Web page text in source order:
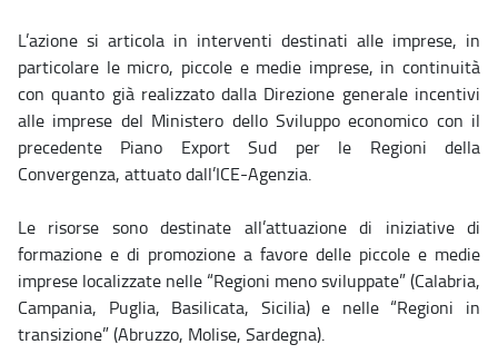
L’azione si articola in interventi destinati alle imprese, in
particolare le micro, piccole e medie imprese, in continuità
con quanto già realizzato dalla Direzione generale incentivi
alle imprese del Ministero dello Sviluppo economico con il
precedente Piano Export Sud per le Regioni della
Convergenza, attuato dall’ICE-Agenzia.
Le risorse sono destinate all’attuazione di iniziative di
formazione e di promozione a favore delle piccole e medie
imprese localizzate nelle “Regioni meno sviluppate” (Calabria,
Campania, Puglia, Basilicata, Sicilia) e nelle “Regioni in
transizione” (Abruzzo, Molise, Sardegna).